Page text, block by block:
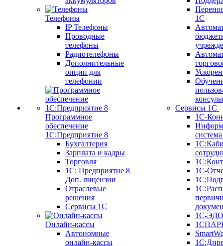
Телефоны
IP Телефоны
Проводные
телефоны
Радиотелефоны
Дополнительные
опции для
телефонии
Программное
обеспечение
1С:Предприятие 8
Бухгалтерия
Зарплата и кадры
Торговля
1C: Предприятие 8
Доп. лицензии
Отраслевые
решения
Сервисы 1С
Онлайн-кассы
Автономные
онлайн-кассы
1С
Сервисы 1С
1С-
1С-
1С-ЭДО